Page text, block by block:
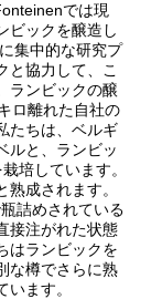
では現
ビックを醸造し
集中的な研究プ
と協力して、こ
ランビックの醸
ロ離れた自社の
たちは、ベルギ
ルと、ランビッ
培しています。
成されます。
詰めされている
接注がれた状態
はランビックを
な樽でさらに熟
ます。